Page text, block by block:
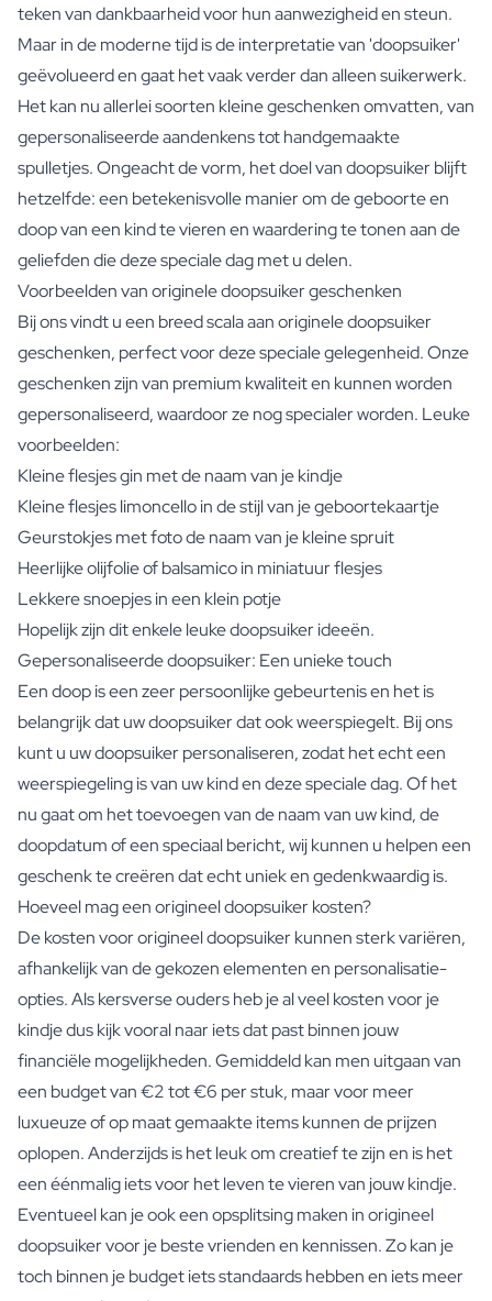
teken van dankbaarheid voor hun aanwezigheid en steun.
Maar in de moderne tijd is de interpretatie van 'doopsuiker'
geëvolueerd en gaat het vaak verder dan alleen suikerwerk.
Het kan nu allerlei soorten kleine geschenken omvatten, van
gepersonaliseerde aandenkens tot handgemaakte
spulletjes. Ongeacht de vorm, het doel van doopsuiker blijft
hetzelfde: een betekenisvolle manier om de geboorte en
doop van een kind te vieren en waardering te tonen aan de
geliefden die deze speciale dag met u delen.
Voorbeelden van originele doopsuiker geschenken
Bij ons vindt u een breed scala aan originele doopsuiker
geschenken, perfect voor deze speciale gelegenheid. Onze
geschenken zijn van premium kwaliteit en kunnen worden
gepersonaliseerd, waardoor ze nog specialer worden. Leuke
voorbeelden:
Kleine flesjes gin met de naam van je kindje
Kleine flesjes limoncello in de stijl van je geboortekaartje
Geurstokjes met foto de naam van je kleine spruit
Heerlijke olijfolie of balsamico in miniatuur flesjes
Lekkere snoepjes in een klein potje
Hopelijk zijn dit enkele leuke doopsuiker ideeën.
Gepersonaliseerde doopsuiker: Een unieke touch
Een doop is een zeer persoonlijke gebeurtenis en het is
belangrijk dat uw doopsuiker dat ook weerspiegelt. Bij ons
kunt u uw doopsuiker personaliseren, zodat het echt een
weerspiegeling is van uw kind en deze speciale dag. Of het
nu gaat om het toevoegen van de naam van uw kind, de
doopdatum of een speciaal bericht, wij kunnen u helpen een
geschenk te creëren dat echt uniek en gedenkwaardig is.
Hoeveel mag een origineel doopsuiker kosten?
De kosten voor origineel doopsuiker kunnen sterk variëren,
afhankelijk van de gekozen elementen en personalisatie-
opties. Als kersverse ouders heb je al veel kosten voor je
kindje dus kijk vooral naar iets dat past binnen jouw
financiële mogelijkheden. Gemiddeld kan men uitgaan van
een budget van €2 tot €6 per stuk, maar voor meer
luxueuze of op maat gemaakte items kunnen de prijzen
oplopen. Anderzijds is het leuk om creatief te zijn en is het
een éénmalig iets voor het leven te vieren van jouw kindje.
Eventueel kan je ook een opsplitsing maken in origineel
doopsuiker voor je beste vrienden en kennissen. Zo kan je
toch binnen je budget iets standaards hebben en iets meer